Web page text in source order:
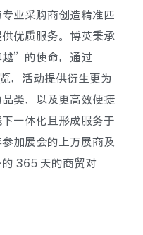
业采购商创造精准匹
优质服务。博英秉承
”的使命，通过
，活动提供衍生更为
类，以及更高效便捷
一体化且形成服务于
加展会的上万展商及
365 天的商贸对